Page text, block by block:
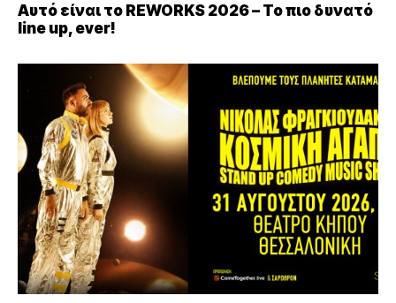
Αυτό είναι το REWORKS 2026 – Το πιο δυνατό
line up, ever!